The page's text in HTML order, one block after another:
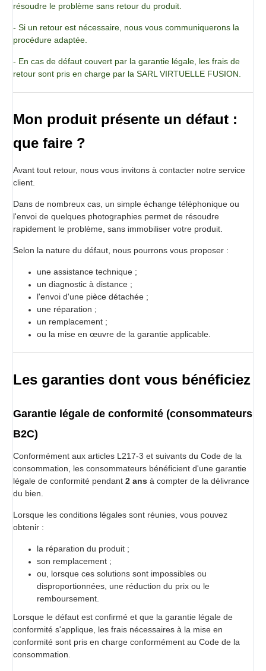
résoudre le problème sans retour du produit.
- Si un retour est nécessaire, nous vous communiquerons la
procédure adaptée.
- En cas de défaut couvert par la garantie légale, les frais de
retour sont pris en charge par la SARL VIRTUELLE FUSION.
Mon produit présente un défaut :
que faire ?
Avant tout retour, nous vous invitons à contacter notre service
client.
Dans de nombreux cas, un simple échange téléphonique ou
l'envoi de quelques photographies permet de résoudre
rapidement le problème, sans immobiliser votre produit.
Selon la nature du défaut, nous pourrons vous proposer :
une assistance technique ;
un diagnostic à distance ;
l'envoi d'une pièce détachée ;
une réparation ;
un remplacement ;
ou la mise en œuvre de la garantie applicable.
Les garanties dont vous bénéficiez
Garantie légale de conformité (consommateurs
B2C)
Conformément aux articles L217-3 et suivants du Code de la
consommation, les consommateurs bénéficient d'une garantie
légale de conformité pendant 2 ans à compter de la délivrance
du bien.
Lorsque les conditions légales sont réunies, vous pouvez
obtenir :
la réparation du produit ;
son remplacement ;
ou, lorsque ces solutions sont impossibles ou
disproportionnées, une réduction du prix ou le
remboursement.
Lorsque le défaut est confirmé et que la garantie légale de
conformité s'applique, les frais nécessaires à la mise en
conformité sont pris en charge conformément au Code de la
consommation.